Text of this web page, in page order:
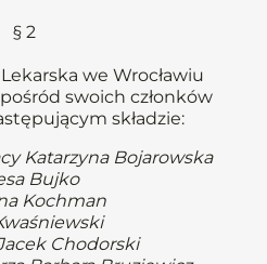
§ 2
we Wrocławiu
swoich członków
składzie:
Katarzyna Bojarowska
Bujko
Kochman
Chodorski